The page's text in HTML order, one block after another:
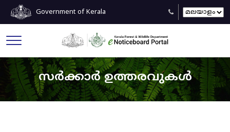
Government of Kerala
സർക്കാർ ഉത്തരവുകൾ